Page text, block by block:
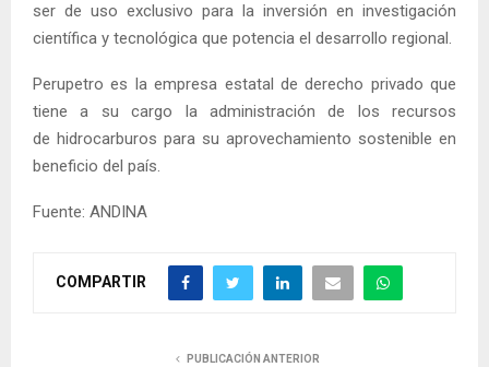
ser de uso exclusivo para la inversión en investigación
científica y tecnológica que potencia el desarrollo regional.
Perupetro es la empresa estatal de derecho privado que
tiene a su cargo la administración de los recursos
de hidrocarburos para su aprovechamiento sostenible en
beneficio del país.
Fuente: ANDINA
COMPARTIR
PUBLICACIÓN ANTERIOR